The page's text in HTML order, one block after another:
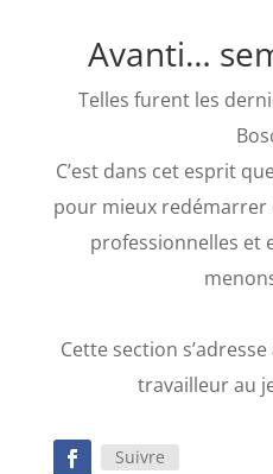
Avanti…
Telles furent les
C’est dans cet esprit
pour mieux redémarrer
professionnelles et
Cette section s’adresse
travailleur au
Suivre